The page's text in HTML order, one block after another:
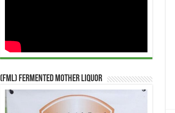
(FML) Fermented Mother Liquor